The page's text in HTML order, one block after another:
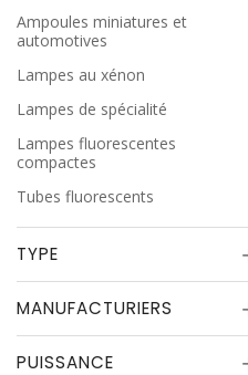
Ampoules miniatures et
automotives
Lampes au xénon
Lampes de spécialité
Lampes fluorescentes
compactes
Tubes fluorescents
TYPE
MANUFACTURIERS
PUISSANCE